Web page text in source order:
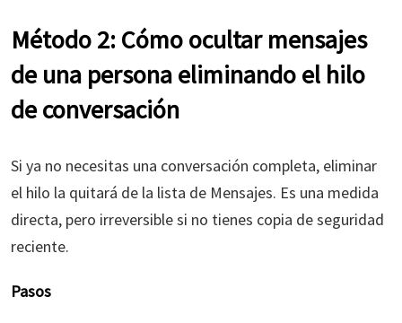
Método 2: Cómo ocultar mensajes
de una persona eliminando el hilo
de conversación
Si ya no necesitas una conversación completa, eliminar
el hilo la quitará de la lista de Mensajes. Es una medida
directa, pero irreversible si no tienes copia de seguridad
reciente.
Pasos